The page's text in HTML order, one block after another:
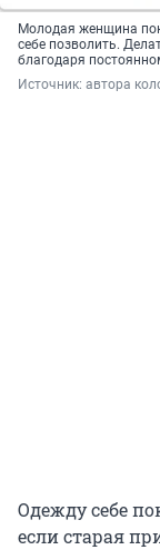
Молодая женщина
себе позволить.
благодаря
Источник: автора
Одежду себе
если старая